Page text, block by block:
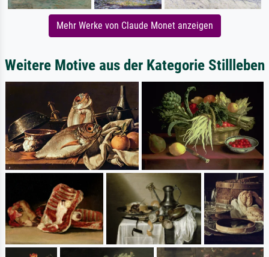
Mehr Werke von Claude Monet anzeigen
Weitere Motive aus der Kategorie Stillleben